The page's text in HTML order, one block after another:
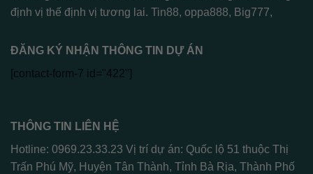
định vị thế định vị tương lai. Tin88, oppa888, Big777,
ĐĂNG KÝ NHẬN THÔNG TIN DỰ ÁN
[contact-form-7 id="422"]
THÔNG TIN LIÊN HỆ
Hotline: 0969.23.33.23 Vị trí dự án: Quốc lộ 51 thuộc Thị
Trấn Phú Mỹ, Huyện Tân Thành, Tỉnh Bà Rịa, Thành Phố